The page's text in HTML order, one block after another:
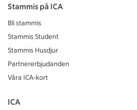
Stammis på ICA
Bli stammis
Stammis Student
Stammis Husdjur
Partnererbjudanden
Våra ICA-kort
ICA